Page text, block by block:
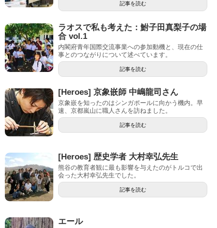
記事を読む
ラオスで私も考えた：鮒子田真梨子の場
合 vol.1
内閣府青年国際交流事業への参加動機と、現在の仕
事とのつながりについて述べています。
記事を読む
[Heroes] 京象嵌師 中嶋龍司さん
京象嵌を知ったのはシンガポールに向かう機内。早
速、京都嵐山に職人さんを訪ねました。
記事を読む
[Heroes] 歴史学者 大村幸弘先生
熊谷の教育者観に最も影響を与えたのがトルコで出
会った大村幸弘先生でした。
記事を読む
エール